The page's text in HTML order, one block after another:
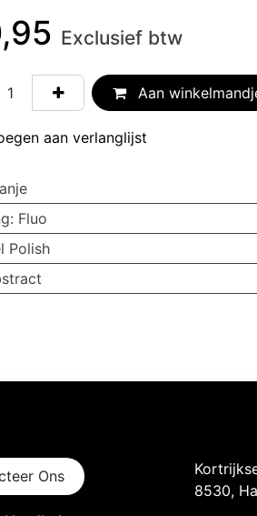
Exclusief btw
Aan
aan verlanglijst
: Fluo
Polish
Ons
8530,